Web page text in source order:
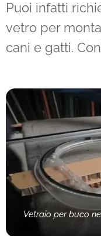
Puoi infatti
vetro per
cani e gatti.
Vetraio per buco